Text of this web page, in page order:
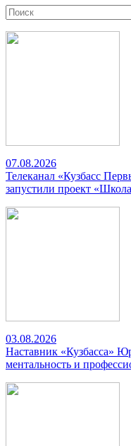
07.08.2026
Телеканал «Кузбасс
запустили проект
03.08.2026
Наставник «Кузбасса»
ментальность и